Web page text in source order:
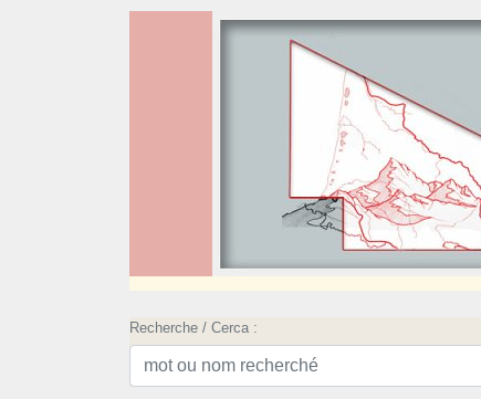
Recherche / Cerca :